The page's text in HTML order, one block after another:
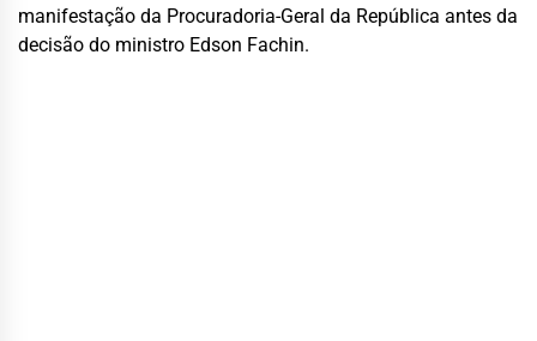
manifestação da Procuradoria-Geral da República antes da
decisão do ministro Edson Fachin.